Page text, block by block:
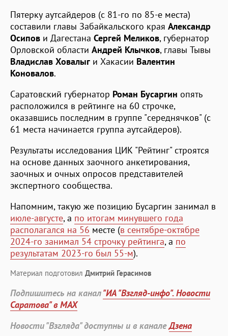
Пятерку аутсайдеров (с 81-го по 85-е места)
составили главы Забайкальского края Александр
Осипов и Дагестана Сергей Меликов, губернатор
Орловской области Андрей Клычков, главы Тывы
Владислав Ховалыг и Хакасии Валентин
Коновалов.
Саратовский губернатор Роман Бусаргин опять
расположился в рейтинге на 60 строчке,
оказавшись последним в группе "середнячков" (с
61 места начинается группа аутсайдеров).
Результаты исследования ЦИК "Рейтинг" строятся
на основе данных заочного анкетирования,
заочных и очных опросов представителей
экспертного сообщества.
Напомним, такую же позицию Бусаргин занимал в
июле-августе, а по итогам минувшего года
располагался на 56 месте (в сентябре-октябре
2024-го занимал 54 строчку рейтинга, а по
результатам 2023-го был 55-м).
Материал подготовил Дмитрий Герасимов
Подпишитесь на канал"ИА "Взгляд-инфо". Новости
Саратова" в MAX
Новости "Взгляда" доступны и в каналеДзена